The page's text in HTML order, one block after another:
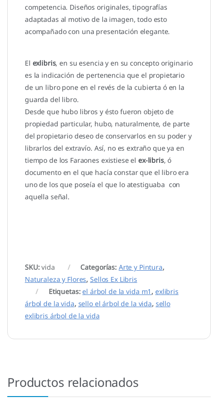
competencia. Diseños originales, tipografías
adaptadas al motivo de la imagen, todo esto
acompañado con una presentación elegante.
El exlibris, en su esencia y en su concepto originario
es la indicación de pertenencia que el propietario
de un libro pone en el revés de la cubierta ó en la
guarda del libro.
Desde que hubo libros y ésto fueron objeto de
propiedad particular, hubo, naturalmente, de parte
del propietario deseo de conservarlos en su poder y
librarlos del extravío. Así, no es extraño que ya en
tiempo de los Faraones existiese el ex-libris, ó
documento en el que hacía constar que el libro era
uno de los que poseía el que lo atestiguaba con
aquella señal.
SKU:vida Categorías: Arte y Pintura,
Naturaleza y Flores,Sellos Ex Libris
Etiquetas:el árbol de la vida m1 , exlibris
árbol de la vida, sello el árbol de la vida, sello
exlibris árbol de la vida
Productos relacionados